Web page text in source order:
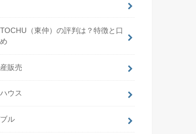
（東仲）の評判は？特徴と口
販売
ウス
ル